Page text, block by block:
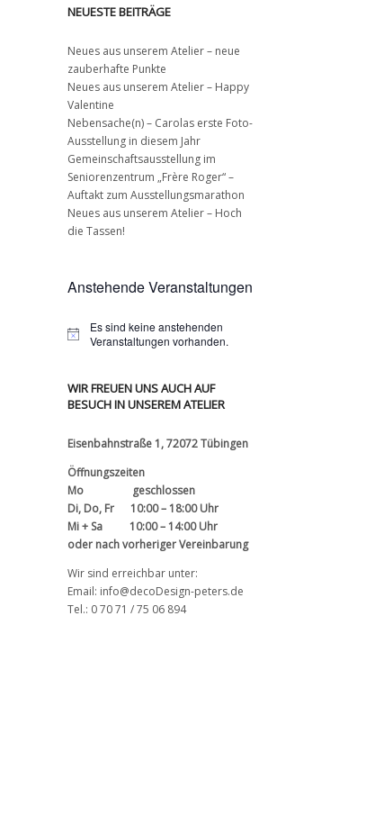
NEUESTE BEITRÄGE
Neues aus unserem Atelier – neue
zauberhafte Punkte
Neues aus unserem Atelier – Happy
Valentine
Nebensache(n) – Carolas erste Foto-
Ausstellung in diesem Jahr
Gemeinschaftsausstellung im
Seniorenzentrum „Frère Roger“ –
Auftakt zum Ausstellungsmarathon
Neues aus unserem Atelier – Hoch
die Tassen!
Anstehende Veranstaltungen
Es sind keine anstehenden
Veranstaltungen vorhanden.
WIR FREUEN UNS AUCH AUF
BESUCH IN UNSEREM ATELIER
Eisenbahnstraße 1, 72072 Tübingen
Öffnungszeiten
Mo geschlossen
Di, Do, Fr 10:00 – 18:00 Uhr
Mi + Sa 10:00 – 14:00 Uhr
oder nach vorheriger Vereinbarung
Wir sind erreichbar unter:
Email: info@decoDesign-peters.de
Tel.: 0 70 71 / 75 06 894